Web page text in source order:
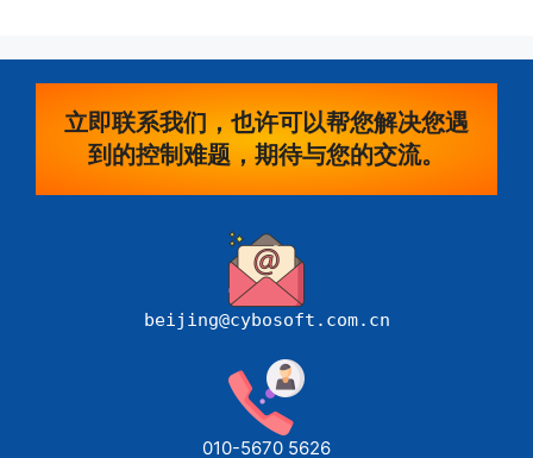
立即联系我们，也许可以帮您解决您遇
到的控制难题，期待与您的交流。
beijing@cybosoft.com.cn
010-5670 5626